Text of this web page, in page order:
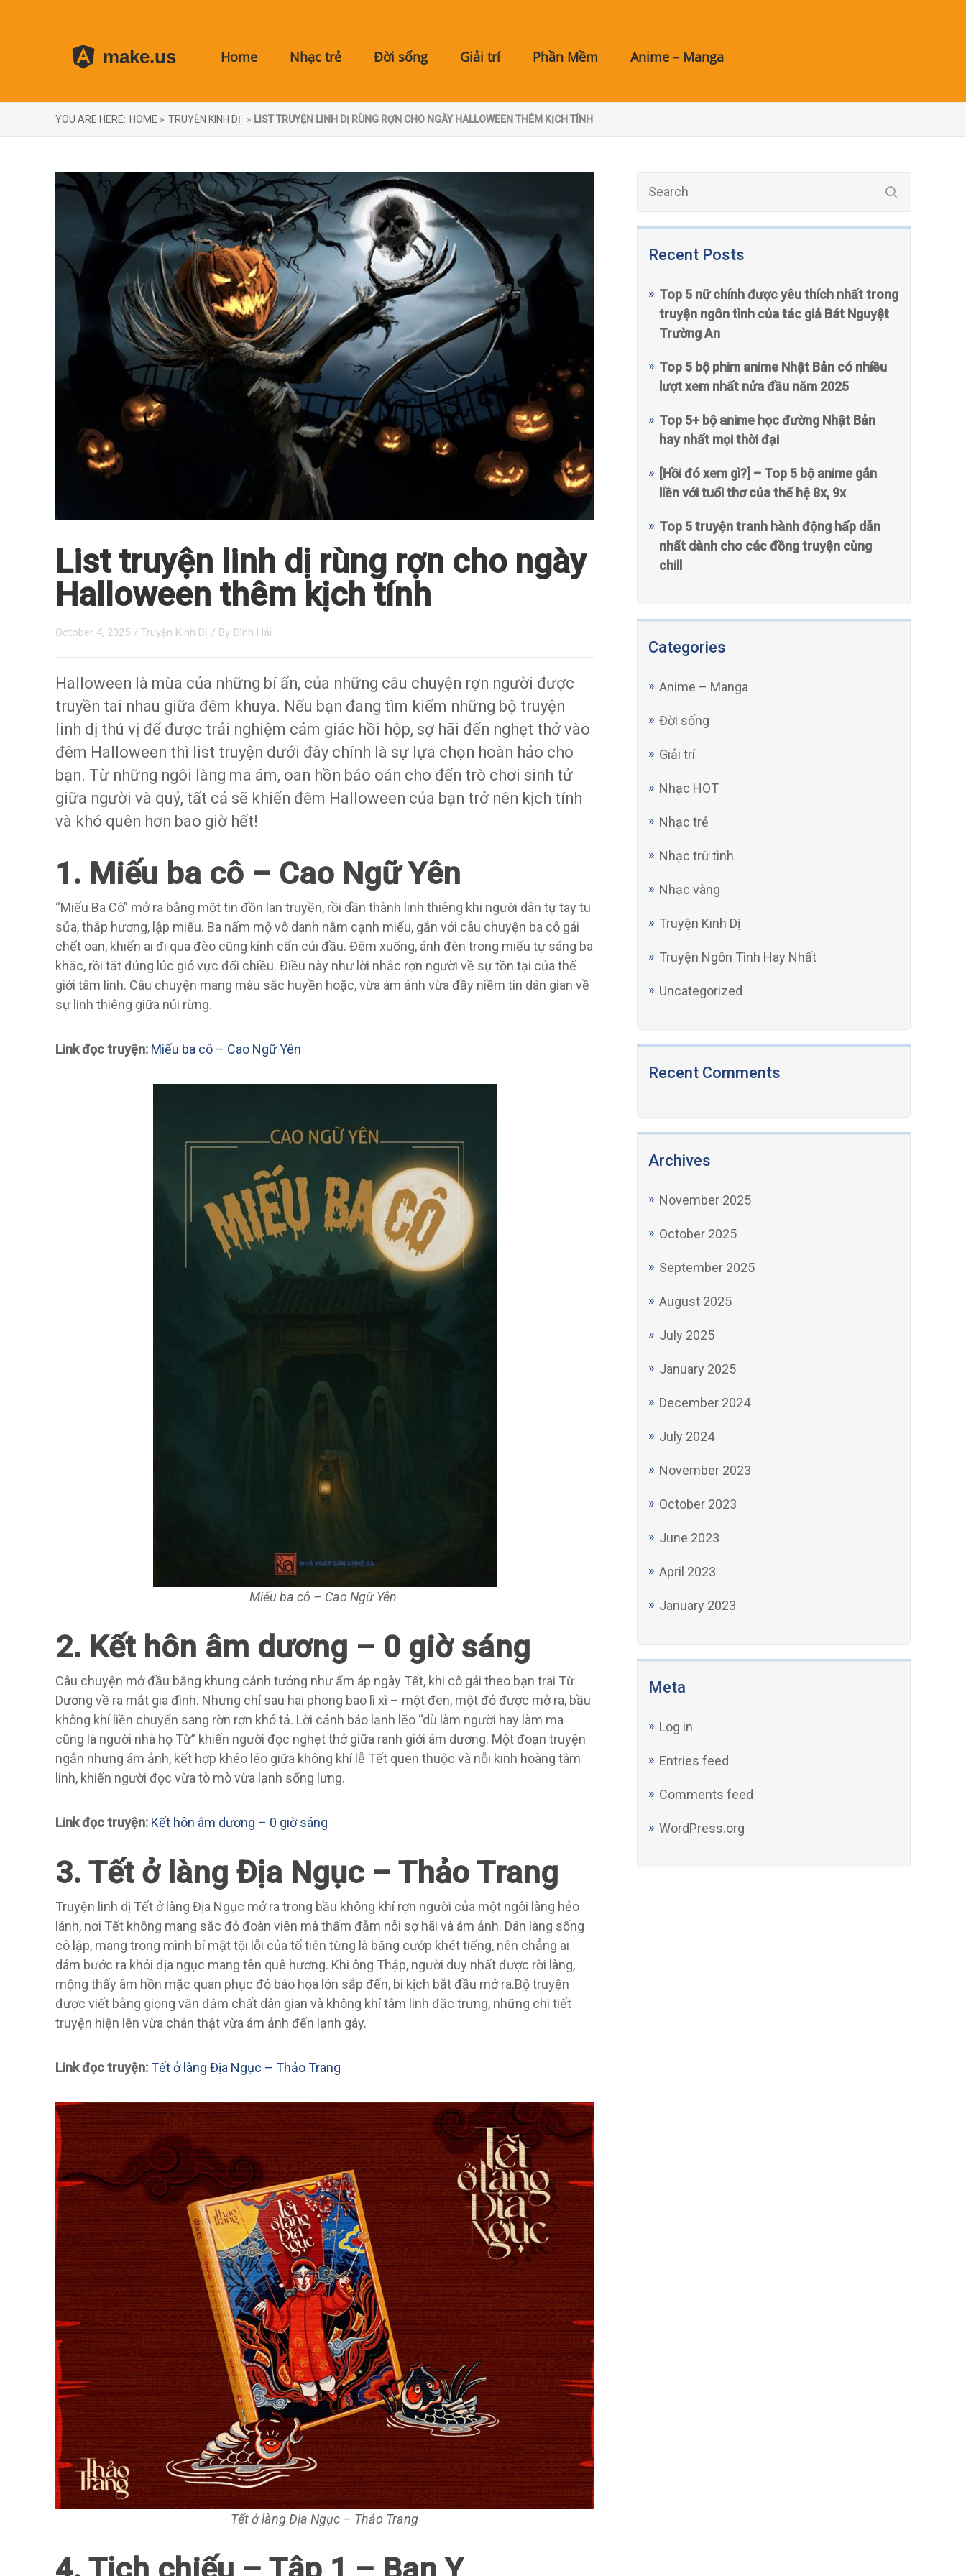
make.us Home Nhạc trẻ Đời sống Giải trí Phần Mềm Anime – Manga
YOU ARE HERE: HOME » TRUYỆN KINH DỊ » LIST TRUYỆN LINH DỊ RÙNG RỢN CHO NGÀY HALLOWEEN THÊM KỊCH TÍNH
Recent Posts
Top 5 nữ chính được yêu thích nhất trong
truyện ngôn tình của tác giả Bát Nguyệt
Trường An
Top 5 bộ phim anime Nhật Bản có nhiều
lượt xem nhất nửa đầu năm 2025
Top 5+ bộ anime học đường Nhật Bản
hay nhất mọi thời đại
[Hồi đó xem gì?] – Top 5 bộ anime gắn
liền với tuổi thơ của thế hệ 8x, 9x
Top 5 truyện tranh hành động hấp dẫn
nhất dành cho các đồng truyện cùng
chill
Categories
Anime – Manga
Đời sống
Giải trí
Nhạc HOT
Nhạc trẻ
Nhạc trữ tình
Nhạc vàng
Truyện Kinh Dị
Truyện Ngôn Tình Hay Nhất
Uncategorized
Recent Comments
Archives
November 2025
October 2025
September 2025
August 2025
July 2025
January 2025
December 2024
July 2024
November 2023
October 2023
June 2023
April 2023
January 2023
Meta
Log in
Entries feed
Comments feed
WordPress.org
List truyện linh dị rùng rợn cho ngày
Halloween thêm kịch tính
October 4, 2025 / Truyện Kinh Dị / By Đình Hải
Halloween là mùa của những bí ẩn, của những câu chuyện rợn người được
truyền tai nhau giữa đêm khuya. Nếu bạn đang tìm kiếm những bộ truyện
linh dị thú vị để được trải nghiệm cảm giác hồi hộp, sợ hãi đến nghẹt thở vào
đêm Halloween thì list truyện dưới đây chính là sự lựa chọn hoàn hảo cho
bạn. Từ những ngôi làng ma ám, oan hồn báo oán cho đến trò chơi sinh tử
giữa người và quỷ, tất cả sẽ khiến đêm Halloween của bạn trở nên kịch tính
và khó quên hơn bao giờ hết!
1. Miếu ba cô – Cao Ngữ Yên
“Miếu Ba Cô” mở ra bằng một tin đồn lan truyền, rồi dần thành linh thiêng khi người dân tự tay tu
sửa, thắp hương, lập miếu. Ba nấm mộ vô danh nằm cạnh miếu, gắn với câu chuyện ba cô gái
chết oan, khiến ai đi qua đèo cũng kính cẩn cúi đầu. Đêm xuống, ánh đèn trong miếu tự sáng ba
khắc, rồi tắt đúng lúc gió vực đổi chiều. Điều này như lời nhắc rợn người về sự tồn tại của thế
giới tâm linh. Câu chuyện mang màu sắc huyền hoặc, vừa ám ảnh vừa đầy niềm tin dân gian về
sự linh thiêng giữa núi rừng.
Link đọc truyện: Miếu ba cô – Cao Ngữ Yên
Miếu ba cô – Cao Ngữ Yên
2. Kết hôn âm dương – 0 giờ sáng
Câu chuyện mở đầu bằng khung cảnh tưởng như ấm áp ngày Tết, khi cô gái theo bạn trai Từ
Dương về ra mắt gia đình. Nhưng chỉ sau hai phong bao lì xì – một đen, một đỏ được mở ra, bầu
không khí liền chuyển sang rờn rợn khó tả. Lời cảnh báo lạnh lẽo “dù làm người hay làm ma
cũng là người nhà họ Từ” khiến người đọc nghẹt thở giữa ranh giới âm dương. Một đoạn truyện
ngắn nhưng ám ảnh, kết hợp khéo léo giữa không khí lễ Tết quen thuộc và nỗi kinh hoàng tâm
linh, khiến người đọc vừa tò mò vừa lạnh sống lưng.
Link đọc truyện: Kết hôn âm dương – 0 giờ sáng
3. Tết ở làng Địa Ngục – Thảo Trang
Truyện linh dị Tết ở làng Địa Ngục mở ra trong bầu không khí rợn người của một ngôi làng hẻo
lánh, nơi Tết không mang sắc đỏ đoàn viên mà thấm đẫm nỗi sợ hãi và ám ảnh. Dân làng sống
cô lập, mang trong mình bí mật tội lỗi của tổ tiên từng là băng cướp khét tiếng, nên chẳng ai
dám bước ra khỏi địa ngục mang tên quê hương. Khi ông Thập, người duy nhất được rời làng,
mộng thấy âm hồn mặc quan phục đỏ báo họa lớn sắp đến, bi kịch bắt đầu mở ra.Bộ truyện
được viết bằng giọng văn đậm chất dân gian và không khí tâm linh đặc trưng, những chi tiết
truyện hiện lên vừa chân thật vừa ám ảnh đến lạnh gáy.
Link đọc truyện:Tết ở làng Địa Ngục – Thảo Trang
Tết ở làng Địa Ngục – Thảo Trang
4. Tịch chiếu – Tập 1 – Ban Y